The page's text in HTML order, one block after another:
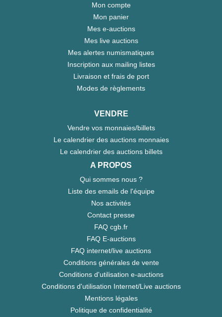
Mon compte
Mon panier
Mes e-auctions
Mes live auctions
Mes alertes numismatiques
Inscription aux mailing listes
Livraison et frais de port
Modes de règlements
VENDRE
Vendre vos monnaies/billets
Le calendrier des auctions monnaies
Le calendrier des auctions billets
A PROPOS
Qui sommes nous ?
Liste des emails de l'équipe
Nos activités
Contact presse
FAQ cgb.fr
FAQ E-auctions
FAQ internet/live auctions
Conditions générales de vente
Conditions d'utilisation e-auctions
Conditions d'utilisation Internet/Live auctions
Mentions légales
Politique de confidentialité